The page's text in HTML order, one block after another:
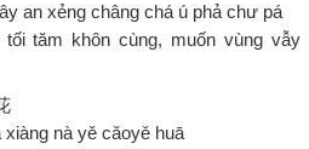
an xẻng châng chá ú phả chư pá
tăm khôn cùng, muốn vùng vẫy
nà yě cǎoyě huā